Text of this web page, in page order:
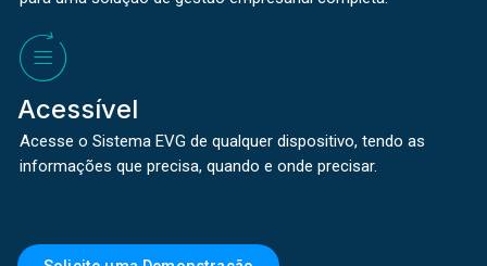
Acessível
Acesse o Sistema EVG de qualquer dispositivo, tendo as
informações que precisa, quando e onde precisar.